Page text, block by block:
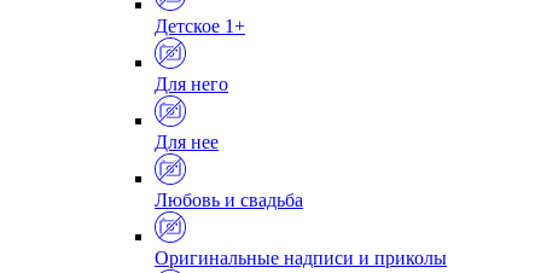
Детское 1+
Для него
Для нее
Любовь и свадьба
Оригинальные надписи и приколы